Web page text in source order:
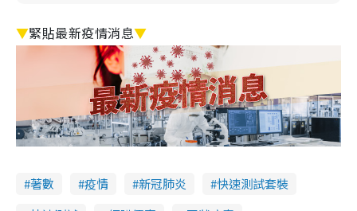
▼緊貼最新疫情消息▼
著數 疫情 新冠肺炎
快速測試套裝